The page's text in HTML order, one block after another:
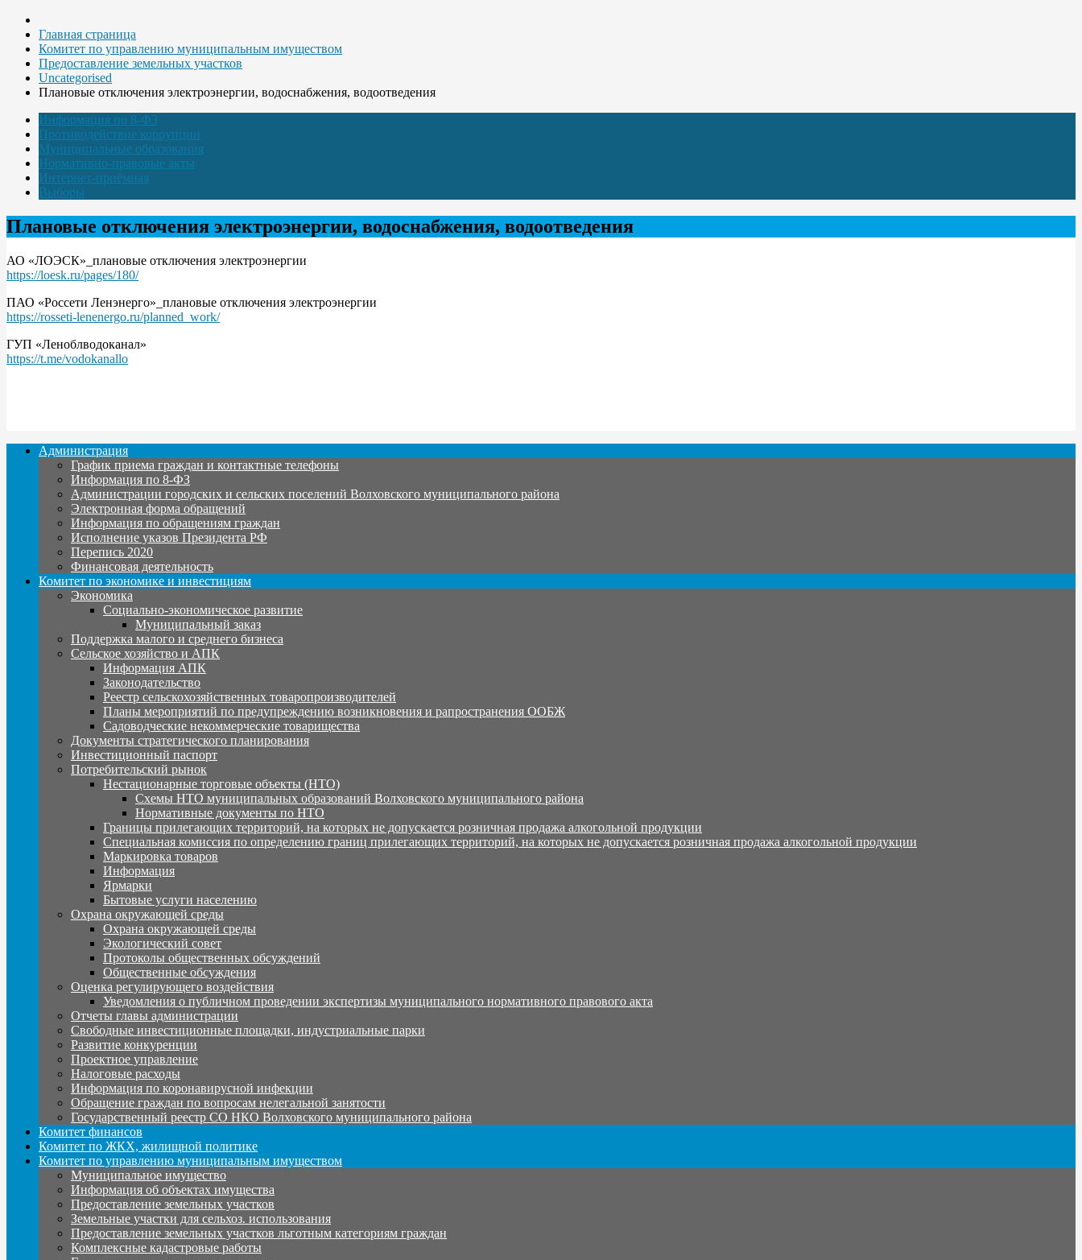
Главная страница
Комитет по управлению муниципальным имуществом
Предоставление земельных участков
Uncategorised
Плановые отключения электроэнергии, водоснабжения, водоотведения
Информация по 8-ФЗ
Противодействие коррупции
Муниципальные образования
Нормативно-правовые акты
Интернет-приёмная
Выборы
Плановые отключения электроэнергии, водоснабжения, водоотведения
АО «ЛОЭСК»_плановые отключения электроэнергии
https://loesk.ru/pages/180/
ПАО «Россети Ленэнерго»_плановые отключения электроэнергии
https://rosseti-lenenergo.ru/planned_work/
ГУП «Леноблводоканал»
https://t.me/vodokanallo
Администрация
График приема граждан и контактные телефоны
Информация по 8-ФЗ
Администрации городских и сельских поселений Волховского муниципального района
Электронная форма обращений
Информация по обращениям граждан
Исполнение указов Президента РФ
Перепись 2020
Финансовая деятельность
Комитет по экономике и инвестициям
Экономика
Социально-экономическое развитие
Муниципальный заказ
Поддержка малого и среднего бизнеса
Сельское хозяйство и АПК
Информация АПК
Законодательство
Реестр сельскохозяйственных товаропроизводителей
Планы мероприятий по предупреждению возникновения и рапространения ООБЖ
Садоводческие некоммерческие товарищества
Документы стратегического планирования
Инвестиционный паспорт
Потребительский рынок
Нестационарные торговые объекты (НТО)
Схемы НТО муниципальных образований Волховского муниципального района
Нормативные документы по НТО
Границы прилегающих территорий, на которых не допускается розничная продажа алкогольной продукции
Специальная комиссия по определению границ прилегающих территорий, на которых не допускается розничная продажа алкогольной продукции
Маркировка товаров
Информация
Ярмарки
Бытовые услуги населению
Охрана окружающей среды
Охрана окружающей среды
Экологический совет
Протоколы общественных обсуждений
Общественные обсуждения
Оценка регулирующего воздействия
Уведомления о публичном проведении экспертизы муниципального нормативного правового акта
Отчеты главы администрации
Свободные инвестиционные площадки, индустриальные парки
Развитие конкуренции
Проектное управление
Налоговые расходы
Информация по коронавирусной инфекции
Обращение граждан по вопросам нелегальной занятости
Государственный реестр СО НКО Волховского муниципального района
Комитет финансов
Комитет по ЖКХ, жилищной политике
Комитет по управлению муниципальным имуществом
Муниципальное имущество
Информация об объектах имущества
Предоставление земельных участков
Земельные участки для сельхоз. использования
Предоставление земельных участков льготным категориям граждан
Комплексные кадастровые работы